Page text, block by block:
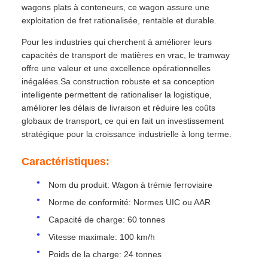
wagons plats à conteneurs, ce wagon assure une
exploitation de fret rationalisée, rentable et durable.
Pour les industries qui cherchent à améliorer leurs
capacités de transport de matières en vrac, le tramway
offre une valeur et une excellence opérationnelles
inégalées.Sa construction robuste et sa conception
intelligente permettent de rationaliser la logistique,
améliorer les délais de livraison et réduire les coûts
globaux de transport, ce qui en fait un investissement
stratégique pour la croissance industrielle à long terme.
Caractéristiques:
Nom du produit: Wagon à trémie ferroviaire
Norme de conformité: Normes UIC ou AAR
Capacité de charge: 60 tonnes
Vitesse maximale: 100 km/h
Poids de la charge: 24 tonnes